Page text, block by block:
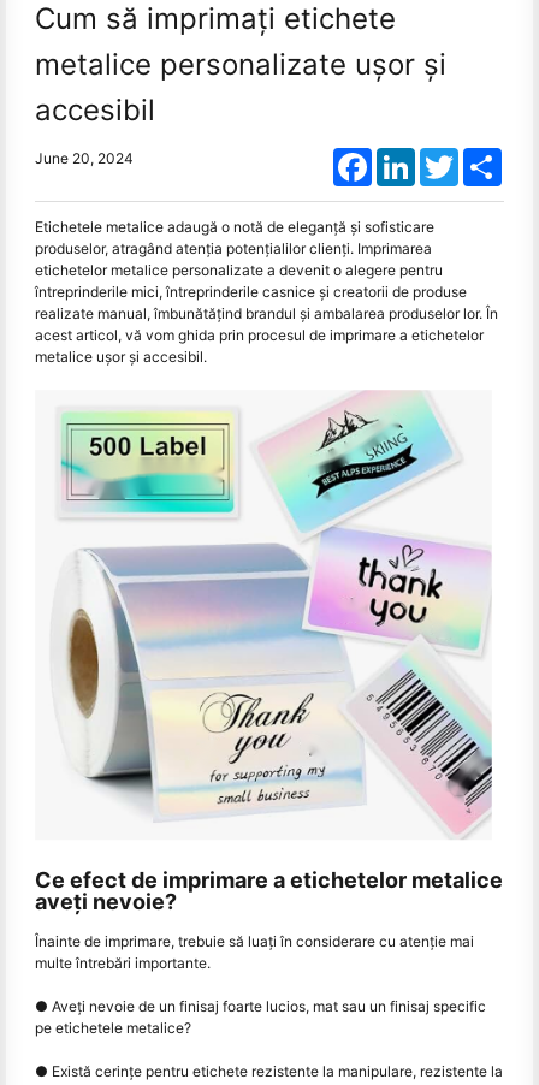
Cum să imprimați etichete
metalice personalizate ușor și
accesibil
June 20, 2024 FacebookLinkedInTwitter
Etichetele metalice adaugă o notă de eleganță și sofisticare
produselor, atragând atenția potențialilor clienți. Imprimarea
etichetelor metalice personalizate a devenit o alegere pentru
întreprinderile mici, întreprinderile casnice și creatorii de produse
realizate manual, îmbunătățind brandul și ambalarea produselor lor. În
acest articol, vă vom ghida prin procesul de imprimare a etichetelor
metalice ușor și accesibil.
Ce efect de imprimare a etichetelor metalice
aveți nevoie?
Înainte de imprimare, trebuie să luați în considerare cu atenție mai
multe întrebări importante.
● Aveți nevoie de un finisaj foarte lucios, mat sau un finisaj specific
pe etichetele metalice?
● Există cerințe pentru etichete rezistente la manipulare, rezistente la